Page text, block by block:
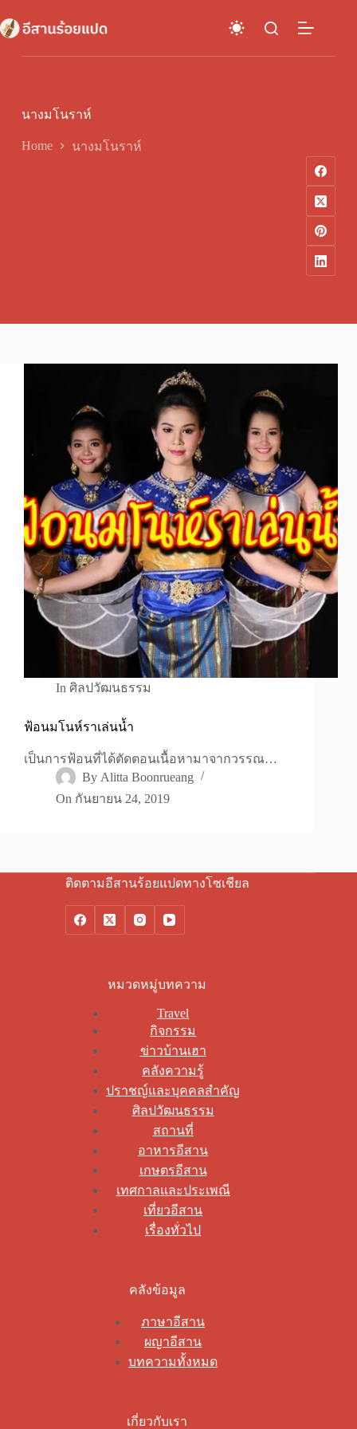
to
content
นางมโนราห์
Home นางมโนราห์
In ศิลปวัฒนธรรม
ฟ้อนมโนห์ราเล่นน้ำ
เป็นการฟ้อนที่ได้ตัดตอนเนื้อหามาจากวรรณ…
By Alitta Boonrueang
On กันยายน 24, 2019
ติดตามอีสานร้อยแปดทางโซเชียล
หมวดหมู่บทความ
Travel
กิจกรรม
ข่าวบ้านเฮา
คลังความรู้
ปราชญ์และบุคคลสำคัญ
ศิลปวัฒนธรรม
สถานที่
อาหารอีสาน
เกษตรอีสาน
เทศกาลและประเพณี
เที่ยวอีสาน
เรื่องทั่วไป
คลังข้อมูล
ภาษาอีสาน
ผญาอีสาน
บทความทั้งหมด
เกี่ยวกับเรา